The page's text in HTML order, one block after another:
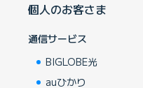
個人のお客さま
通信サービス
BIGLOBE光
auひかり